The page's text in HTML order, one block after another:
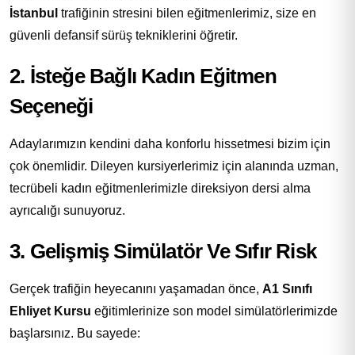
İstanbul trafiğinin stresini bilen eğitmenlerimiz, size en
güvenli defansif sürüş tekniklerini öğretir.
2. İsteğe Bağlı Kadın Eğitmen
Seçeneği
Adaylarımızın kendini daha konforlu hissetmesi bizim için
çok önemlidir. Dileyen kursiyerlerimiz için alanında uzman,
tecrübeli kadın eğitmenlerimizle direksiyon dersi alma
ayrıcalığı sunuyoruz.
3. Gelişmiş Simülatör Ve Sıfır Risk
Gerçek trafiğin heyecanını yaşamadan önce, A1 Sınıfı
Ehliyet Kursu eğitimlerinize son model simülatörlerimizde
başlarsınız. Bu sayede: